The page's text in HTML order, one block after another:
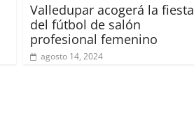
Valledupar acogerá la fiesta
del fútbol de salón
profesional femenino
agosto 14, 2024